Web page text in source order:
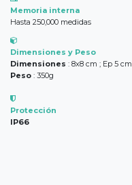
Memoria interna
Hasta 250,000 medidas
Dimensiones y Peso
Dimensiones : 8x8 cm ; Ep 5 cm
Peso : 350g
Protección
IP66